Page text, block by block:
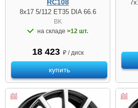
RC108
8x17 5/112 ET35 DIA 66.6
BK
на складе >12 шт.
18 423 ₽ / диск
купить